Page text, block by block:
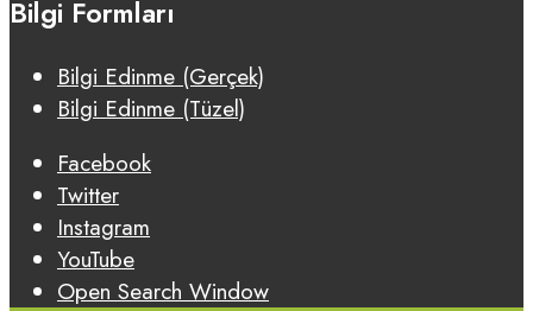
Bilgi Formları
Bilgi Edinme (Gerçek)
Bilgi Edinme (Tüzel)
Facebook
Twitter
Instagram
YouTube
Open Search Window